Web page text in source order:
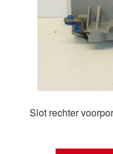
Slot rechter